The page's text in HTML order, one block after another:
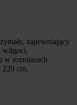
zapewniający
wilgoci.
w rozmiarach
220 cm.